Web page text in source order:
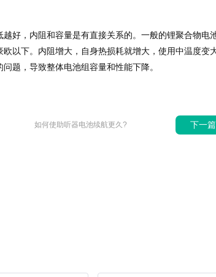
，内阻和容量是有直接关系的。一般的锂聚合物电
以下。内阻增大，自身热损耗就增大，使用中温度变
题，导致整体电池组容量和性能下降。
下一篇
如何使助听器电池续航更久?